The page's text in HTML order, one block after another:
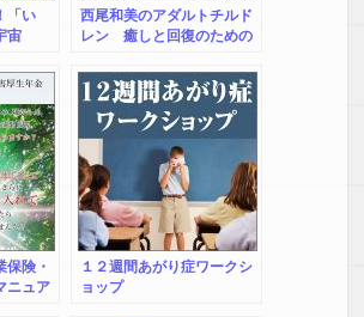
「い
宙
西尾和美のアダルトチルド
レン 癒しと回復のための
保険・
ニュア
１２週間あがり症ワークシ
ョップ